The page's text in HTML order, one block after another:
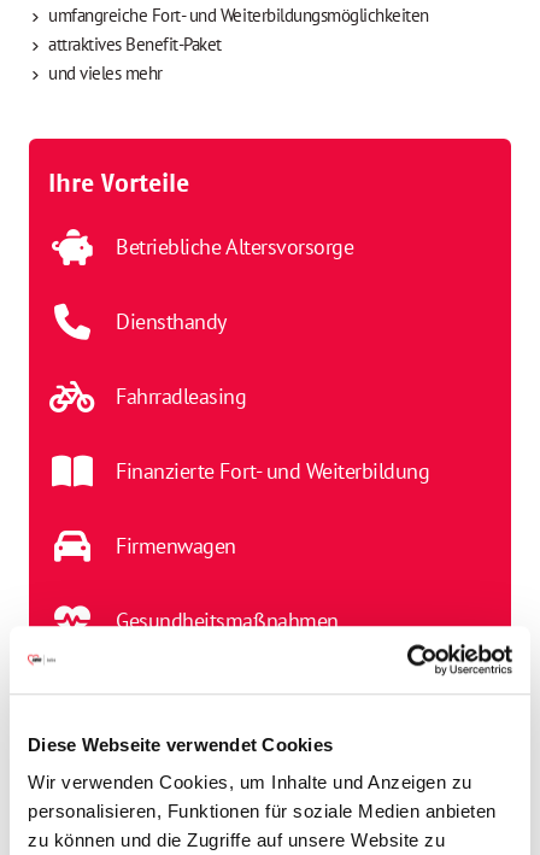
Diese Webseite verwendet Cookies
Wir verwenden Cookies, um Inhalte und Anzeigen zu
personalisieren, Funktionen für soziale Medien anbieten
zu können und die Zugriffe auf unsere Website zu
umfangreiche Fort- und Weiterbildungsmöglichkeiten
attraktives Benefit-Paket
und vieles mehr
Ihre Vorteile
Betriebliche Altersvorsorge
Diensthandy
Fahrradleasing
Finanzierte Fort- und Weiterbildung
Firmenwagen
Gesundheitsmaßnahmen
Jahressonderzahlung
Jobticket
Kostenlose Parkplätze